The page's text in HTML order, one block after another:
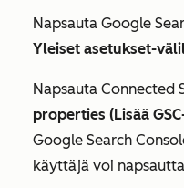
Napsauta Google
Yleiset asetukset-
Napsauta Connected
properties (Lisää
Google Search
käyttäjä voi